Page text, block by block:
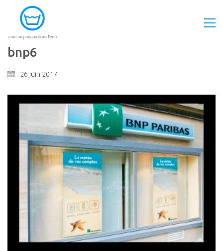
bnp6
26 juin 2017